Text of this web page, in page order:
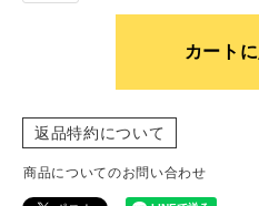
カート
返品特約について
商品についてのお問い合わせ